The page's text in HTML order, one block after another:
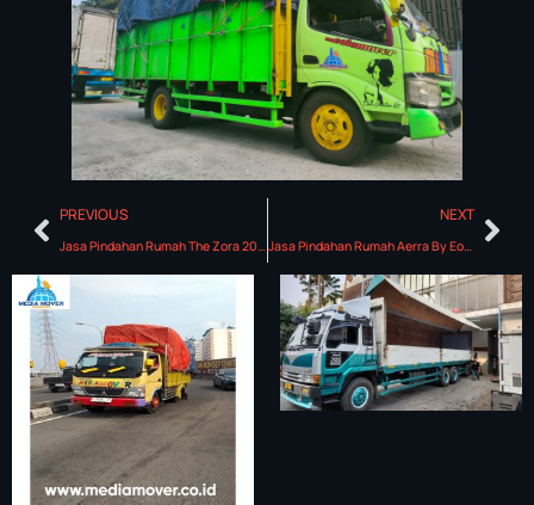
PREVIOUS
Jasa Pindahan Rumah The Zora 2025
NEXT
Jasa Pindahan Rumah Aerra By Eonna 2025